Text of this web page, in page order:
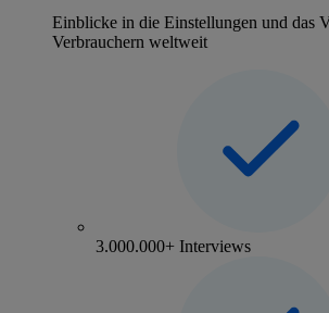
Einblicke in die Einstellungen und das
Verbrauchern weltweit
3.000.000+ Interviews